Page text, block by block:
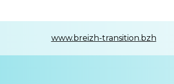
www.breizh-transition.bzh